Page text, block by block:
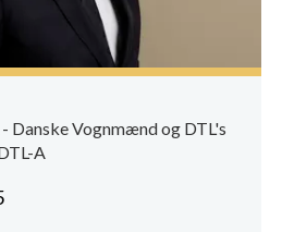
Danske Vognmænd og DTL's
A